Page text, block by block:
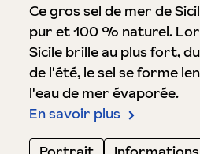
Ce gros sel de mer de
pur et 100 % naturel.
Sicile brille au plus fort,
de l'été, le sel se forme
l'eau de mer évaporée.
En savoir plus